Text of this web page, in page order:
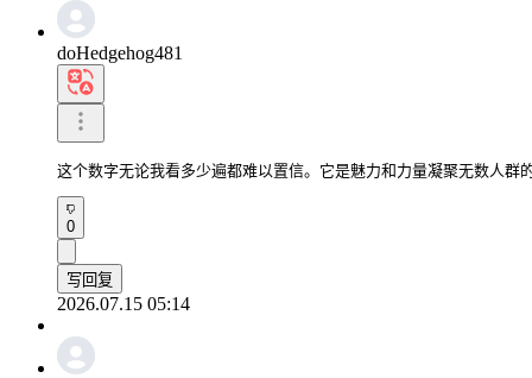
doHedgehog481
这个数字无论我看多少遍都难以置信。它是魅力和力量凝聚无数人群
0
写回复
2026.07.15 05:14